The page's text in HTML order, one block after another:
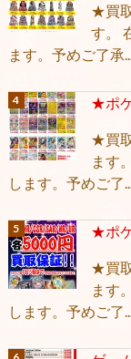
★買
す。
ます。予めご了承
★ポ
★買
ます
します。予めご了
★ポ
★買
ます
します。予めご了